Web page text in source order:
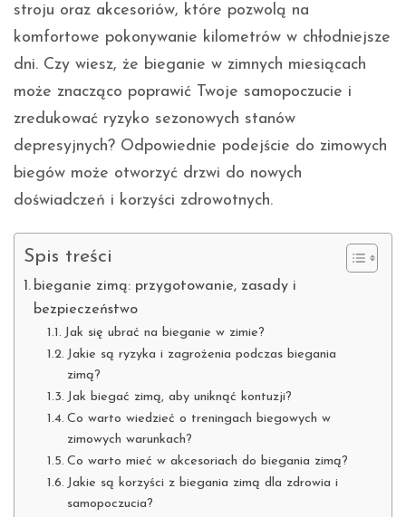
stroju oraz akcesoriów, które pozwolą na
komfortowe pokonywanie kilometrów w chłodniejsze
dni. Czy wiesz, że bieganie w zimnych miesiącach
może znacząco poprawić Twoje samopoczucie i
zredukować ryzyko sezonowych stanów
depresyjnych? Odpowiednie podejście do zimowych
biegów może otworzyć drzwi do nowych
doświadczeń i korzyści zdrowotnych.
Spis treści
bieganie zimą: przygotowanie, zasady i
bezpieczeństwo
Jak się ubrać na bieganie w zimie?
Jakie są ryzyka i zagrożenia podczas biegania
zimą?
Jak biegać zimą, aby uniknąć kontuzji?
Co warto wiedzieć o treningach biegowych w
zimowych warunkach?
Co warto mieć w akcesoriach do biegania zimą?
Jakie są korzyści z biegania zimą dla zdrowia i
samopoczucia?